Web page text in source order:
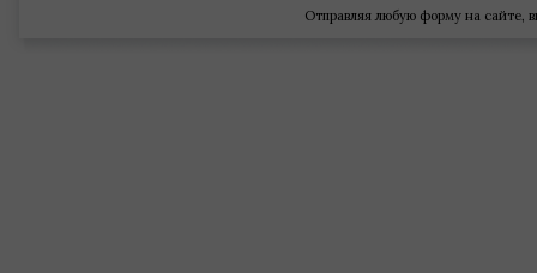
Отправляя любую форму на сайте,